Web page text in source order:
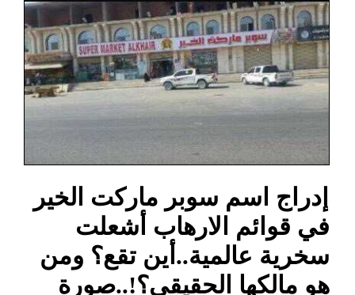
إدراج اسم سوبر ماركت الخير
في قوائم الارهاب أشعلت
سخرية عالمية..أين تقع؟ ومن
هو مالكها الحقيقي؟!..صورة